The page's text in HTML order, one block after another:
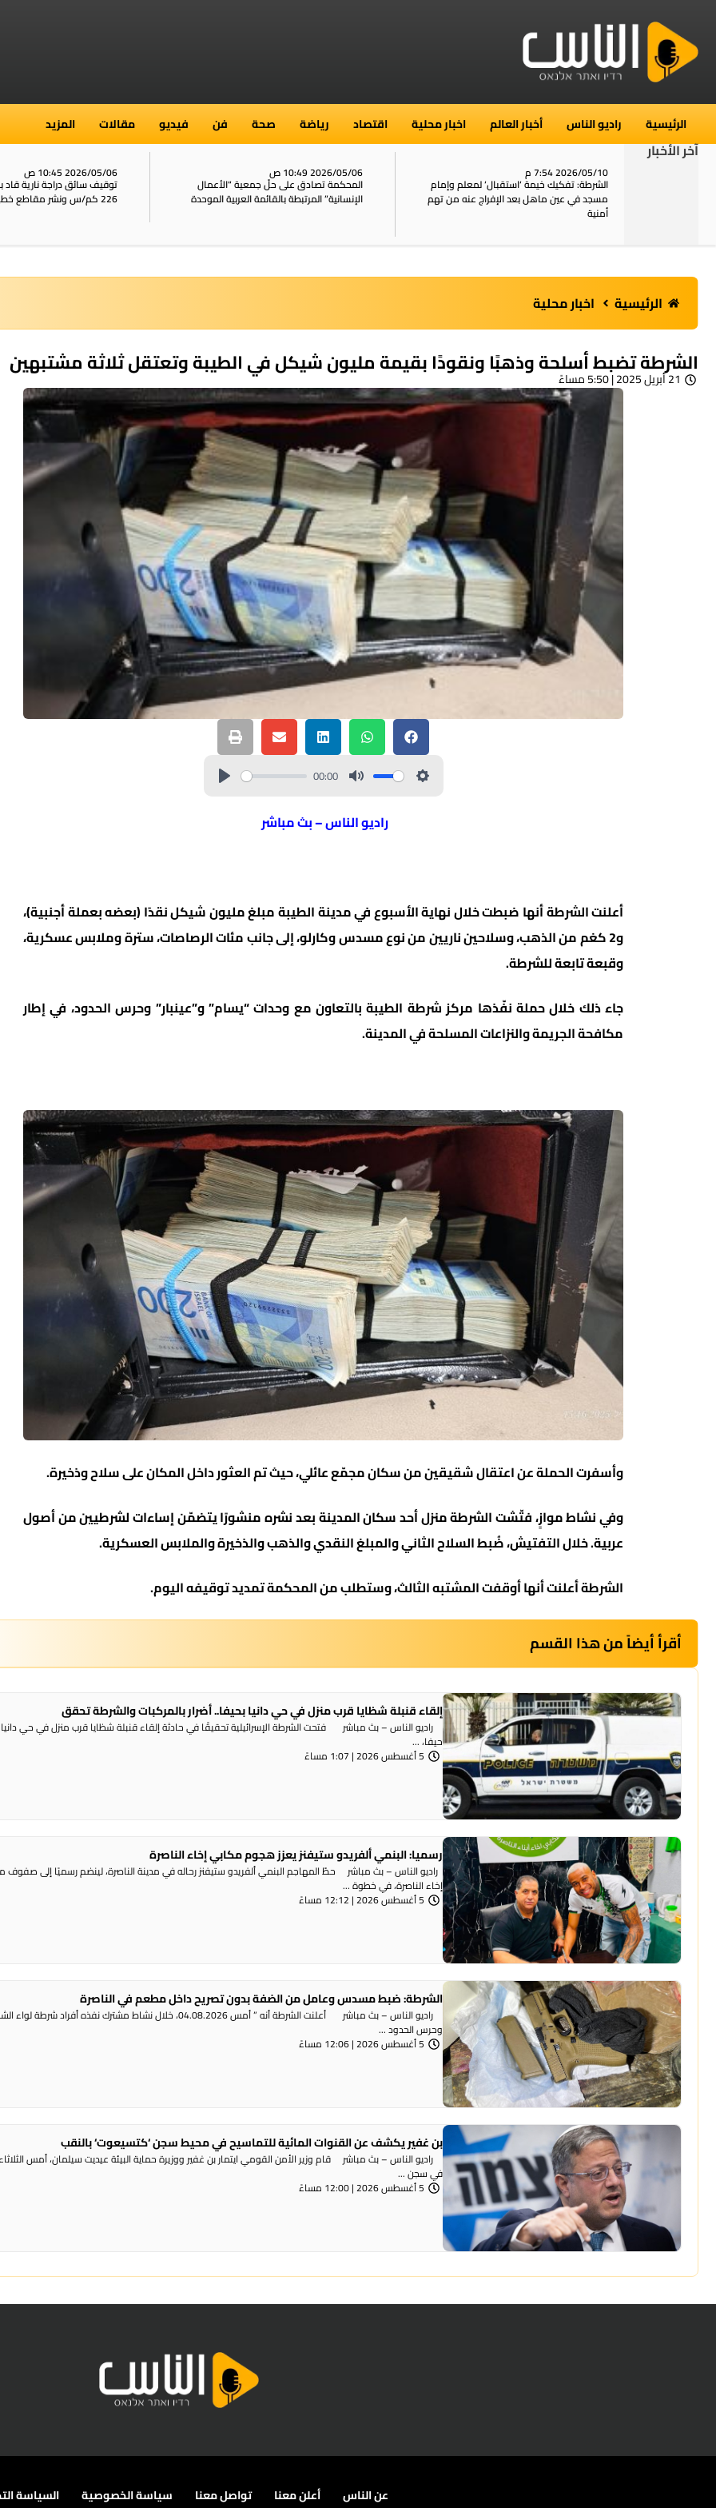
الرئيسية راديو الناس أخبار العالم اخبار محلية اقتصاد رياضة صحة فن فيديو مقالات المزيد
آخر الأخبار
2026/05/10 7:54 م
الشرطة: تفكيك خيمة ‘استقبال‘ لمعلم وإمام
مسجد في عين ماهل بعد الإفراج عنه من تهم
أمنية
2026/05/06 10:49 ص
المحكمة تصادق على حلّ جمعية “الأعمال
الإنسانية” المرتبطة بالقائمة العربية الموحدة
2026/05/06 10:45 ص
توقيف سائق دراجة نارية
226 كم/س ونشر مقاطع خطيرة على الشبكات
الرئيسية اخبار محلية
الشرطة تضبط أسلحة وذهبًا ونقودًا بقيمة مليون شيكل في الطيبة وتعتقل ثلاثة مشتبهين
21 أبريل 2025 | 5:50 مساءً
00:00
راديو الناس – بث مباشر
أعلنت الشرطة أنها ضبطت خلال نهاية الأسبوع في مدينة الطيبة مبلغ مليون شيكل نقدًا (بعضه بعملة أجنبية)،
و2 كغم من الذهب، وسلاحين ناريين من نوع مسدس وكارلو، إلى جانب مئات الرصاصات، سترة وملابس عسكرية،
وقبعة تابعة للشرطة.
جاء ذلك خلال حملة نفّذها مركز شرطة الطيبة بالتعاون مع وحدات “يسام” و”عينبار” وحرس الحدود، في إطار
مكافحة الجريمة والنزاعات المسلحة في المدينة.
وأسفرت الحملة عن اعتقال شقيقين من سكان مجمّع عائلي، حيث تم العثور داخل المكان على سلاح وذخيرة.
وفي نشاط موازٍ، فتّشت الشرطة منزل أحد سكان المدينة بعد نشره منشورًا يتضمّن إساءات لشرطيين من أصول
عربية. خلال التفتيش، ضُبط السلاح الثاني والمبلغ النقدي والذهب والذخيرة والملابس العسكرية.
الشرطة أعلنت أنها أوقفت المشتبه الثالث، وستطلب من المحكمة تمديد توقيفه اليوم.
أقرأ أيضاً من هذا القسم
إلقاء قنبلة شظايا قرب منزل في حي دانيا بحيفا.. أضرار بالمركبات والشرطة تحقق
راديو الناس – بث مباشر فتحت الشرطة الإسرائيلية تحقيقًا في حادثة إلقاء قنبلة شظايا قرب منزل في حي دانيا
حيفا، ...
5 أغسطس 2026 | 1:07 مساءً
رسميا: البنمي ألفريدو ستيفنز يعزز هجوم مكابي إخاء الناصرة
راديو الناس – بث مباشر حطّ المهاجم البنمي ألفريدو ستيفنز رحاله في مدينة الناصرة، لينضم رسميًا إلى صفوف
إخاء الناصرة، في خطوة ...
5 أغسطس 2026 | 12:12 مساءً
الشرطة: ضبط مسدس وعامل من الضفة بدون تصريح داخل مطعم في الناصرة
راديو الناس – بث مباشر أعلنت الشرطة أنه ” أمس 04.08.2026، خلال نشاط مشترك نفذه أفراد شرطة
وحرس الحدود ...
5 أغسطس 2026 | 12:06 مساءً
بن غفير يكشف عن القنوات المائية للتماسيح في محيط سجن ‘كتسيعوت‘ بالنقب
راديو الناس – بث مباشر قام وزير الأمن القومي ايتمار بن غفير ووزيرة حماية البيئة عيديت سيلمان، أمس
في سجن ...
5 أغسطس 2026 | 12:00 مساءً
عن الناس أعلن معنا تواصل معنا سياسة الخصوصية
السياسة